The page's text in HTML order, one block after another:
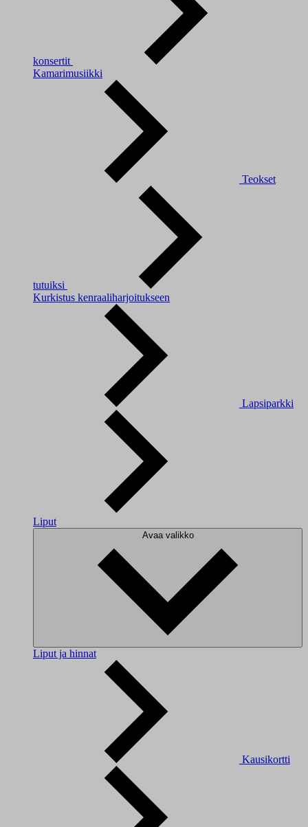
konsertit
Kamarimusiikki
Teokset
tutuiksi
Kurkistus kenraaliharjoitukseen
Lapsiparkki
Liput
Avaa valikko
Liput ja hinnat
Kausikortti